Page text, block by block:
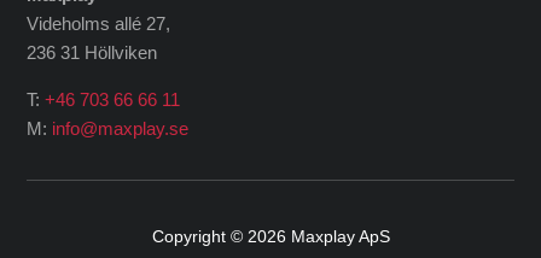
Videholms allé 27,
236 31 Höllviken
T:+46 703 66 66 11
M: info@maxplay.se
Copyright © 2026 Maxplay ApS